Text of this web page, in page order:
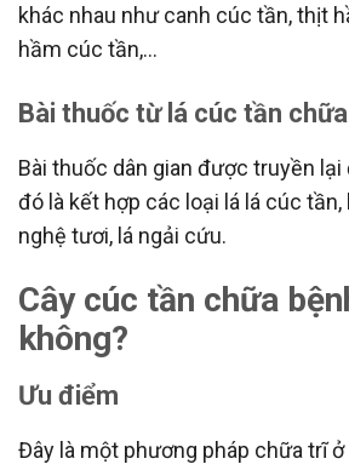
khác nhau như canh cúc tần, thịt
hầm cúc tần,…
Bài thuốc từ lá cúc tần
Bài thuốc dân gian được truyền
đó là kết hợp các loại lá lá cúc tần,
nghệ tươi, lá ngải cứu.
Cây cúc tần chữa
không?
Ưu điểm
Đây là một phương pháp chữa trĩ